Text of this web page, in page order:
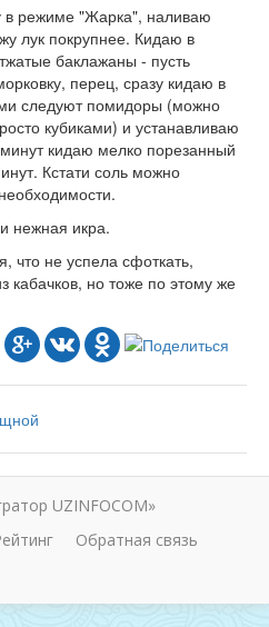
в режиме "Жарка", наливаю
лук покрупнее. Кидаю в
баклажаны - пусть
перец, сразу кидаю в
следуют помидоры (можно
кубиками) и устанавливаю
кидаю мелко порезанный
Кстати соль можно
нежная икра.
что не успела сфоткать,
кабачков, но тоже по этому же
UZINFOCOM»
Обратная связь